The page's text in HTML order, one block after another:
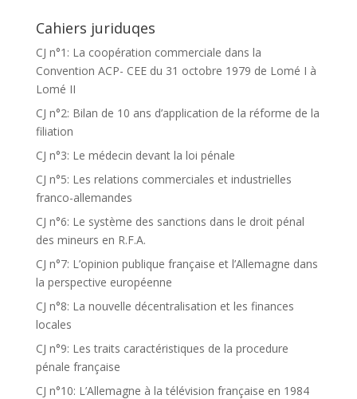
Cahiers juriduqes
CJ n°1: La coopération commerciale dans la
Convention ACP- CEE du 31 octobre 1979 de Lomé I à
Lomé II
CJ n°2: Bilan de 10 ans d’application de la réforme de la
filiation
CJ n°3: Le médecin devant la loi pénale
CJ n°5: Les relations commerciales et industrielles
franco-allemandes
CJ n°6: Le système des sanctions dans le droit pénal
des mineurs en R.F.A.
CJ n°7: L’opinion publique française et l’Allemagne dans
la perspective européenne
CJ n°8: La nouvelle décentralisation et les finances
locales
CJ n°9: Les traits caractéristiques de la procedure
pénale française
CJ n°10: L’Allemagne à la télévision française en 1984